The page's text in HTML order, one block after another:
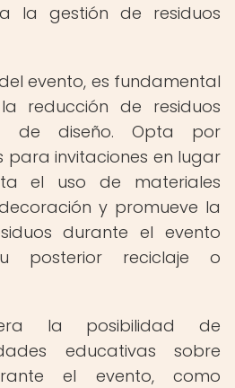
la gestión de residuos
evento, es fundamental
reducción de residuos
de diseño. Opta por
para invitaciones en lugar
el uso de materiales
y promueve la
durante el evento
posterior reciclaje o
la posibilidad de
educativas sobre
el evento, como